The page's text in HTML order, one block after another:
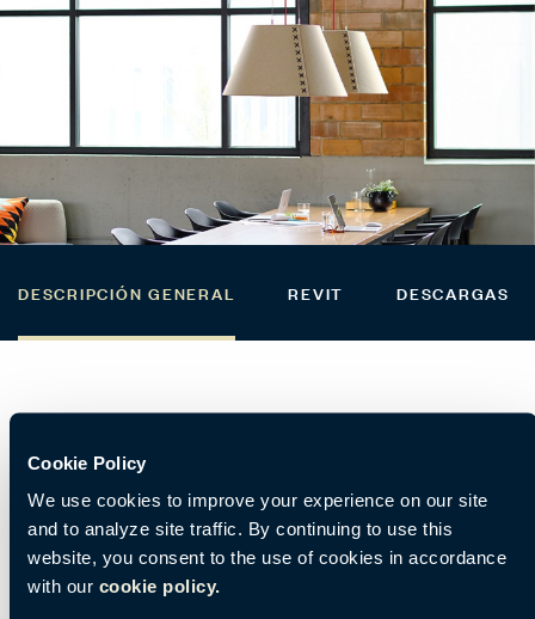
Cookie Policy
We use cookies to improve your experience on our site
and to analyze site traffic. By continuing to use this
website, you consent to the use of cookies in accordance
with our cookie policy.
DESCRIPCIÓN GENERAL REVIT DESCARGAS
Descripción general de BuzziShade
Ubicación de la fábrica